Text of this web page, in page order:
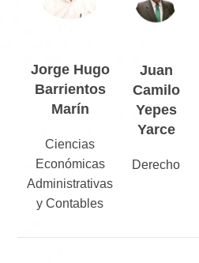
Jorge Hugo
Barrientos
Marín
Ciencias
Económicas
Administrativas
y Contables
Juan
Camilo
Yepes
Yarce
Derecho